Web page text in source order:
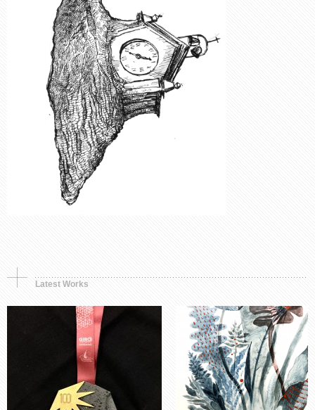
Latest Works
Synthetic object
Premio, simbolo e